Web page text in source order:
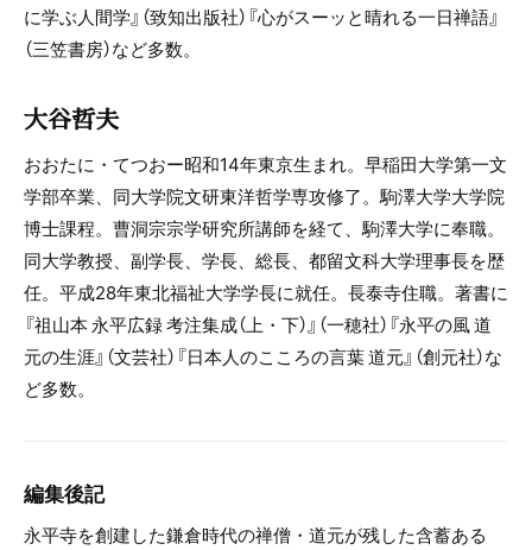
に学ぶ人間学』（致知出版社）『心がスーッと晴れる一日禅語』
（三笠書房）など多数。
大谷哲夫
おおたに・てつおー昭和14年東京生まれ。早稲田大学第一文
学部卒業、同大学院文研東洋哲学専攻修了。駒澤大学大学院
博士課程。曹洞宗宗学研究所講師を経て、駒澤大学に奉職。
同大学教授、副学長、学長、総長、都留文科大学理事長を歴
任。平成28年東北福祉大学学長に就任。長泰寺住職。著書に
『祖山本 永平広録 考注集成（上・下）』（一穂社）『永平の風 道
元の生涯』（文芸社）『日本人のこころの言葉 道元』（創元社）な
ど多数。
編集後記
永平寺を創建した鎌倉時代の禅僧・道元が残した含蓄ある